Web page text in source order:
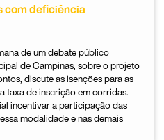
com deficiência
de um debate público
de Campinas, sobre o projeto
discute as isenções para as
taxa de inscrição em corridas.
incentivar a participação das
modalidade e nas demais